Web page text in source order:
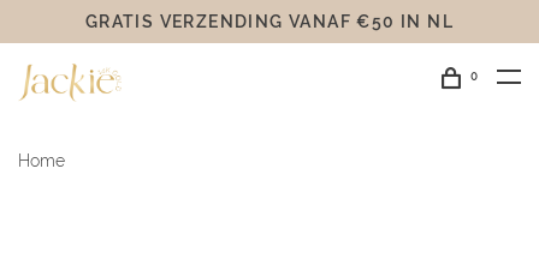
GRATIS VERZENDING VANAF €50 IN NL
0
Home